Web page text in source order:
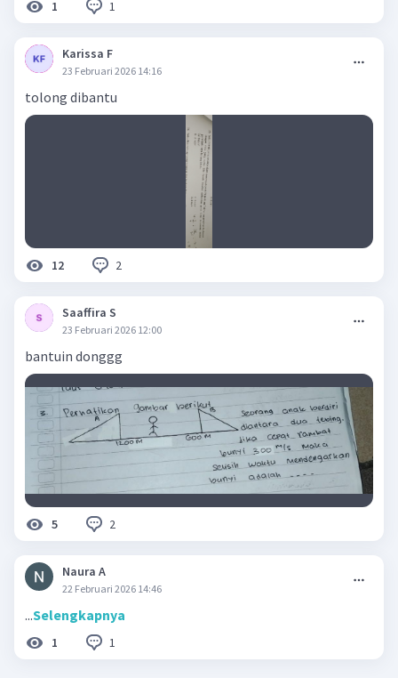
1 1
Karissa F
23 Februari 2026 14:16
tolong dibantu
12 2
Saaffira S
23 Februari 2026 12:00
bantuin donggg
5 2
Naura A
22 Februari 2026 14:46
...Selengkapnya
1 1